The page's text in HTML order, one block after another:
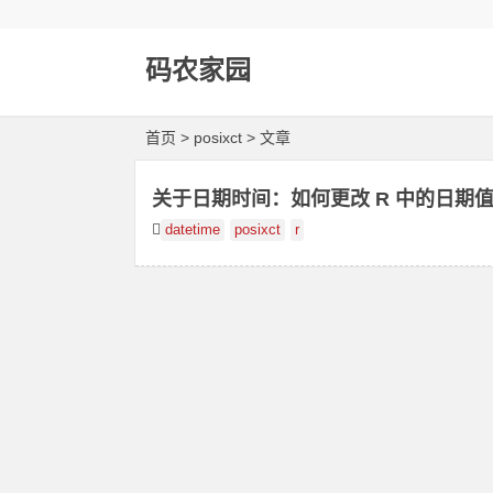
码农家园
首页 > posixct > 文章
关于日期时间：如何更改 R 中的日期
datetime posixct r